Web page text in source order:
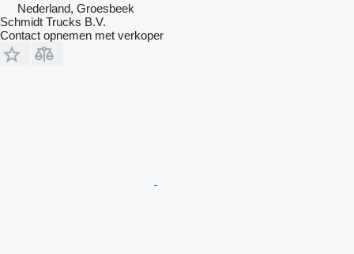
Nederland, Groesbeek
Schmidt Trucks B.V.
Contact opnemen met verkoper